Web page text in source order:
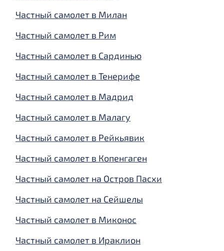
Частный самолет в Милан
Частный самолет в Рим
Частный самолет в Сардинью
Частный самолет в Тенерифе
Частный самолет в Мадрид
Частный самолет в Малагу
Частный самолет в Рейкьявик
Частный самолет в Копенгаген
Частный самолет на Остров Пасхи
Частный самолет на Сейшелы
Частный самолет в Миконос
Частный самолет в Ираклион